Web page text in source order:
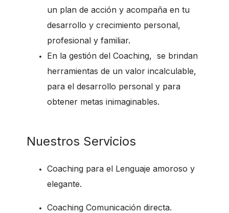
un plan de acción y acompaña en tu
desarrollo y crecimiento personal,
profesional y familiar.
En la gestión del Coaching, se brindan
herramientas de un valor incalculable,
para el desarrollo personal y para
obtener metas inimaginables.
Nuestros Servicios
Coaching para el Lenguaje amoroso y
elegante.
Coaching Comunicación directa.